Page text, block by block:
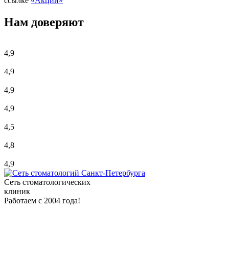
Нам доверяют
4,9
4,9
4,9
4,9
4,5
4,8
4,9
Сеть стоматологических
клиник
Работаем с 2004 года!